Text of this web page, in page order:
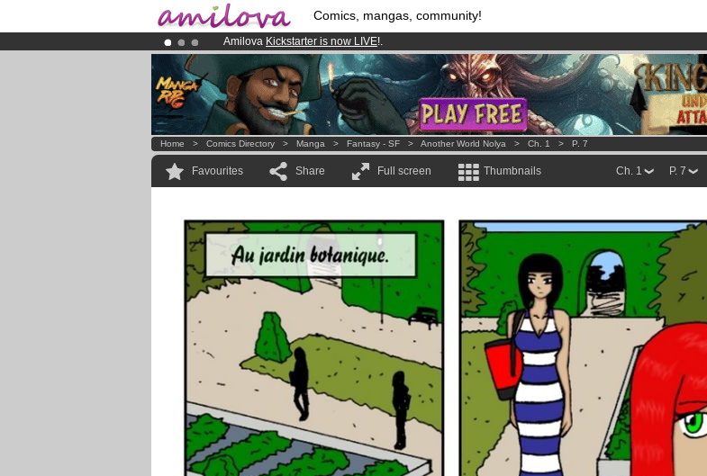
Comics, mangas, community!
Amilova Kickstarter is now LIVE!.
Already 100000membersand 1000comics & mangas!.
Premium membership from3.95 euros per month !Get membership now
Home > Comics Directory > Manga > Fantasy - SF > Another World Nolya > Ch. 1 > P. 7
Favourites Share Full screen Thumbnails P. 7
Ch. 1